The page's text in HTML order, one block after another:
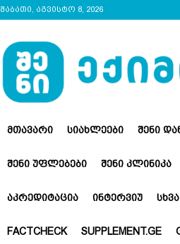
შაბათი, აგვისტო 8, 2026
ᲛᲗᲐᲕᲐᲠᲘ ᲡᲘᲐᲮᲚᲔᲔᲑᲘ ᲨᲔᲜᲘ
ᲨᲔᲜᲘ ᲣᲤᲚᲔᲑᲔᲑᲘ ᲨᲔᲜᲘ ᲙᲚᲘᲜᲘᲙᲐ
ᲐᲙᲠᲔᲓᲘᲢᲐᲪᲘᲐ ᲘᲜᲢᲔᲠᲕᲘᲣ
FACTCHECK SUPPLEMENT.GE